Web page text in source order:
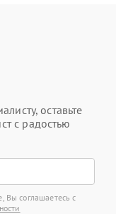
оставьте
с радостью
Вы соглашаетесь с